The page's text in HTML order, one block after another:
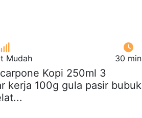
Mudah 30 min
Kopi 250ml 3
kerja 100g gula pasir bubuk